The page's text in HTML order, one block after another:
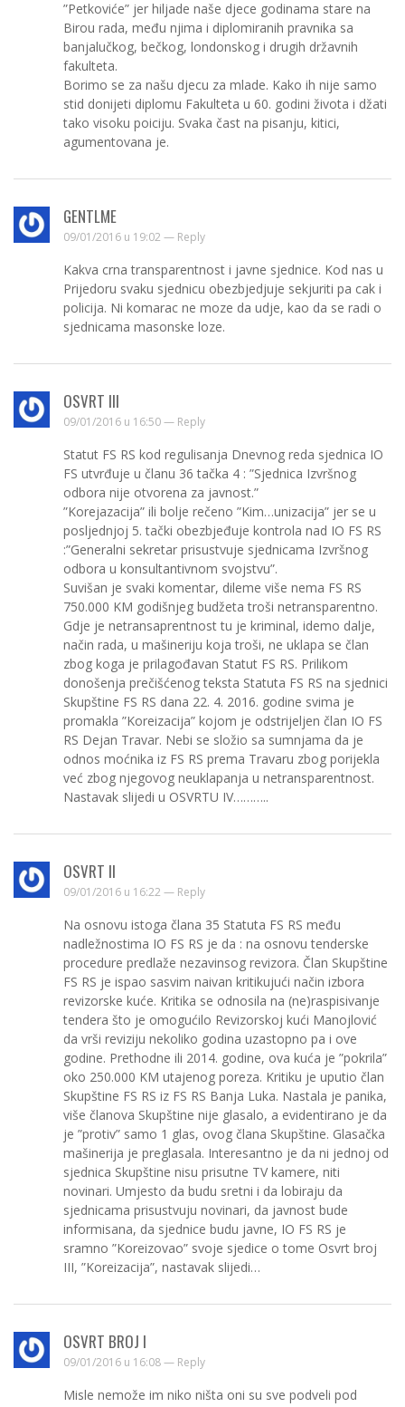
”Petkoviće” jer hiljade naše djece godinama stare na
Birou rada, među njima i diplomiranih pravnika sa
banjalučkog, bečkog, londonskog i drugih državnih
fakulteta.
Borimo se za našu djecu za mlade. Kako ih nije samo
stid donijeti diplomu Fakulteta u 60. godini života i džati
tako visoku poiciju. Svaka čast na pisanju, kitici,
agumentovana je.
GENTLME
09/01/2016 u 19:02 — Reply
Kakva crna transparentnost i javne sjednice. Kod nas u
Prijedoru svaku sjednicu obezbjedjuje sekjuriti pa cak i
policija. Ni komarac ne moze da udje, kao da se radi o
sjednicama masonske loze.
OSVRT III
09/01/2016 u 16:50 — Reply
Statut FS RS kod regulisanja Dnevnog reda sjednica IO
FS utvrđuje u članu 36 tačka 4 : ”Sjednica Izvršnog
odbora nije otvorena za javnost.”
”Korejazacija” ili bolje rečeno ”Kim…unizacija” jer se u
posljednjoj 5. tački obezbjeđuje kontrola nad IO FS RS
:”Generalni sekretar prisustvuje sjednicama Izvršnog
odbora u konsultantivnom svojstvu”.
Suvišan je svaki komentar, dileme više nema FS RS
750.000 KM godišnjeg budžeta troši netransparentno.
Gdje je netransaprentnost tu je kriminal, idemo dalje,
način rada, u mašineriju koja troši, ne uklapa se član
zbog koga je prilagođavan Statut FS RS. Prilikom
donošenja prečišćenog teksta Statuta FS RS na sjednici
Skupštine FS RS dana 22. 4. 2016. godine svima je
promakla ”Koreizacija” kojom je odstrijeljen član IO FS
RS Dejan Travar. Nebi se složio sa sumnjama da je
odnos moćnika iz FS RS prema Travaru zbog porijekla
već zbog njegovog neuklapanja u netransparentnost.
Nastavak slijedi u OSVRTU IV………..
OSVRT II
09/01/2016 u 16:22 — Reply
Na osnovu istoga člana 35 Statuta FS RS među
nadležnostima IO FS RS je da : na osnovu tenderske
procedure predlaže nezavinsog revizora. Član Skupštine
FS RS je ispao sasvim naivan kritikujući način izbora
revizorske kuće. Kritika se odnosila na (ne)raspisivanje
tendera što je omogućilo Revizorskoj kući Manojlović
da vrši reviziju nekoliko godina uzastopno pa i ove
godine. Prethodne ili 2014. godine, ova kuća je ”pokrila”
oko 250.000 KM utajenog poreza. Kritiku je uputio član
Skupštine FS RS iz FS RS Banja Luka. Nastala je panika,
više članova Skupštine nije glasalo, a evidentirano je da
je ”protiv” samo 1 glas, ovog člana Skupštine. Glasačka
mašinerija je preglasala. Interesantno je da ni jednoj od
sjednica Skupštine nisu prisutne TV kamere, niti
novinari. Umjesto da budu sretni i da lobiraju da
sjednicama prisustvuju novinari, da javnost bude
informisana, da sjednice budu javne, IO FS RS je
sramno ”Koreizovao” svoje sjedice o tome Osvrt broj
III, ”Koreizacija”, nastavak slijedi…
OSVRT BROJ I
09/01/2016 u 16:08 — Reply
Misle nemože im niko ništa oni su sve podveli pod